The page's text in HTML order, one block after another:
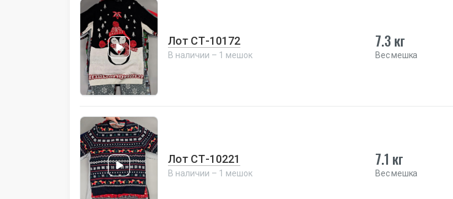
Лот СТ-10172
В наличии – 1 мешок
7.3 кг
Вес мешка
Лот СТ-10221
В наличии – 1 мешок
7.1 кг
Вес мешка